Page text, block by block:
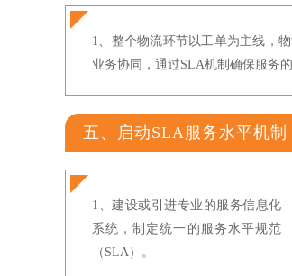
1、整个物流环节以工单为主线，
业务协同，通过SLA机制确保服务
五、启动SLA服务水平机
1、建设或引进专业的服务信息化
系统，制定统一的服务水平规范
（SLA）。